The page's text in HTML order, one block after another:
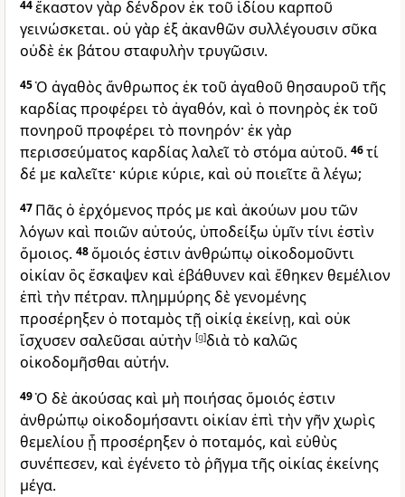
44ἕκαστον γὰρ δένδρον ἐκ τοῦ ἰδίου καρποῦ
γεινώσκεται. οὐ γὰρ ἐξ ἀκανθῶν συλλέγουσιν σῦκα
οὐδὲ ἐκ βάτου σταφυλὴν τρυγῶσιν.
45Ὁ ἀγαθὸς ἄνθρωπος ἐκ τοῦ ἀγαθοῦ θησαυροῦ τῆς
καρδίας προφέρει τὸ ἀγαθόν, καὶ ὁ πονηρὸς ἐκ τοῦ
πονηροῦ προφέρει τὸ πονηρόν· ἐκ γὰρ
περισσεύματος καρδίας λαλεῖ τὸ στόμα αὐτοῦ. 46τί
δέ με καλεῖτε· κύριε κύριε, καὶ οὐ ποιεῖτε ἃ λέγω;
47 Πᾶς ὁ ἐρχόμενος πρός με καὶ ἀκούων μου τῶν
λόγων καὶ ποιῶν αὐτούς, ὑποδείξω ὑμῖν τίνι ἐστὶν
ὅμοιος. 48ὅμοιός ἐστιν ἀνθρώπῳ οἰκοδομοῦντι
οἰκίαν ὃς ἔσκαψεν καὶ ἐβάθυνεν καὶ ἔθηκεν θεμέλιον
ἐπὶ τὴν πέτραν. πλημμύρης δὲ γενομένης
προσέρηξεν ὁ ποταμὸς τῇ οἰκίᾳ ἐκείνῃ, καὶ οὐκ
ἴσχυσεν σαλεῦσαι αὐτὴν [g]διὰ τὸ καλῶς
οἰκοδομῆσθαι αὐτήν.
49Ὁ δὲ ἀκούσας καὶ μὴ ποιήσας ὅμοιός ἐστιν
ἀνθρώπῳ οἰκοδομήσαντι οἰκίαν ἐπὶ τὴν γῆν χωρὶς
θεμελίου ᾗ προσέρηξεν ὁ ποταμός, καὶ εὐθὺς
συνέπεσεν, καὶ ἐγένετο τὸ ῥῆγμα τῆς οἰκίας ἐκείνης
μέγα.